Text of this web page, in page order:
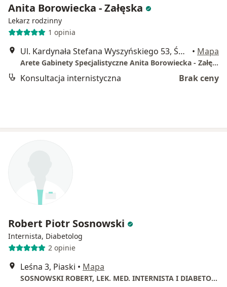
Anita Borowiecka - Załęska
Lekarz rodzinny
1 opinia
Ul. Kardynała Stefana Wyszyńskiego 53, Świdnik • Mapa
Arete Gabinety Specjalistyczne Anita Borowiecka - Załęska
Konsultacja internistyczna Brak ceny
Robert Piotr Sosnowski
Internista, Diabetolog
2 opinie
Leśna 3, Piaski • Mapa
SOSNOWSKI ROBERT, LEK. MED. INTERNISTA I DIABETOLOG. GABINET LEKARSKI